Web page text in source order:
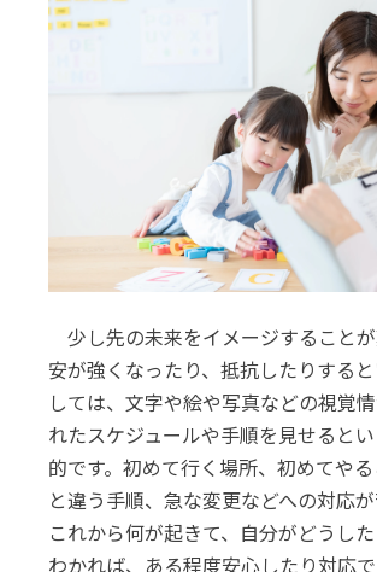
少し先の未来をイメージすること
安が強くなったり、抵抗したりする
しては、文字や絵や写真などの視覚
れたスケジュールや手順を見せると
的です。初めて行く場所、初めてや
と違う手順、急な変更などへの対応が
これから何が起きて、自分がどうし
わかれば、ある程度安心したり対応